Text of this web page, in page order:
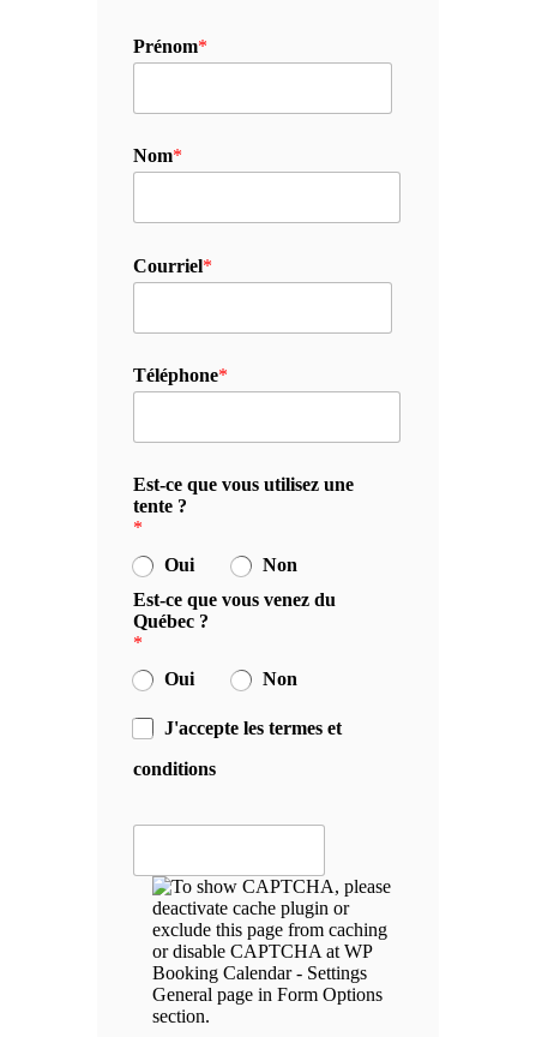
Prénom*
Nom*
Courriel*
Téléphone*
Est-ce que vous utilisez une
tente ?
*
Oui
Non
Est-ce que vous venez du
Québec ?
*
Oui
Non
J'accepte les termes et
conditions